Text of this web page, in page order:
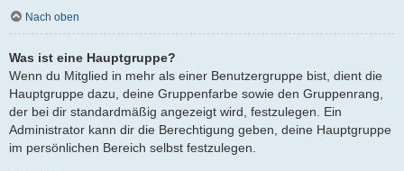
Nach oben
Was ist eine Hauptgruppe?
Wenn du Mitglied in mehr als einer Benutzergruppe bist, dient die
Hauptgruppe dazu, deine Gruppenfarbe sowie den Gruppenrang,
der bei dir standardmäßig angezeigt wird, festzulegen. Ein
Administrator kann dir die Berechtigung geben, deine Hauptgruppe
im persönlichen Bereich selbst festzulegen.